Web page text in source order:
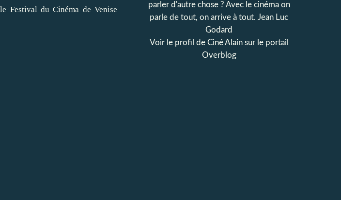
parler d'autre chose ? Avec le cinéma on
parle de tout, on arrive à tout. Jean Luc
Godard
Voir le profil de Ciné Alainsur le portail
Overblog